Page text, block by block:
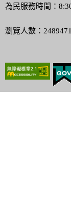
為民服務時間：
瀏覽人數：